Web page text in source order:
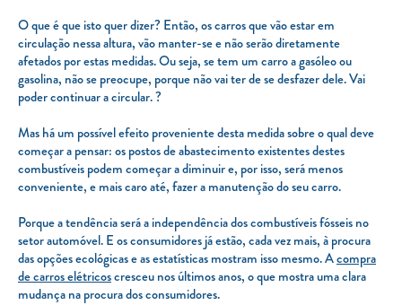
O que é que isto quer dizer? Então, os carros que vão estar em
circulação nessa altura, vão manter-se e não serão diretamente
afetados por estas medidas. Ou seja, se tem um carro a gasóleo ou
gasolina, não se preocupe, porque não vai ter de se desfazer dele. Vai
poder continuar a circular. ?
Mas há um possível efeito proveniente desta medida sobre o qual deve
começar a pensar: os postos de abastecimento existentes destes
combustíveis podem começar a diminuir e, por isso, será menos
conveniente, e mais caro até, fazer a manutenção do seu carro.
Porque a tendência será a independência dos combustíveis fósseis no
setor automóvel. E os consumidores já estão, cada vez mais, à procura
das opções ecológicas e as estatísticas mostram isso mesmo. Acompra
de carros elétricoscresceu nos últimos anos, o que mostra uma clara
mudança na procura dos consumidores.